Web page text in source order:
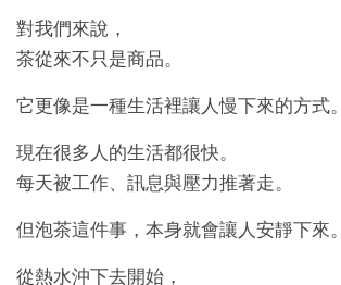
對我們來說，
茶從來不只是商品。
它更像是一種生活裡讓人慢下來的方式。
現在很多人的生活都很快。
每天被工作、訊息與壓力推著走。
但泡茶這件事，本身就會讓人安靜下來。
從熱水沖下去開始，